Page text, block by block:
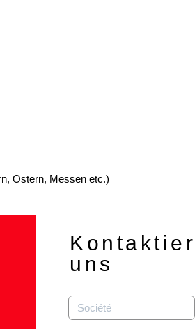
Ostern, Messen etc.)
uns